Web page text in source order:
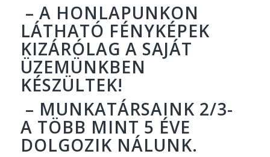
– A HONLAPUNKON
LÁTHATÓ FÉNYKÉPEK
KIZÁRÓLAG A SAJÁT
ÜZEMÜNKBEN
KÉSZÜLTEK!
– MUNKATÁRSAINK 2/3-
A TÖBB MINT 5 ÉVE
DOLGOZIK NÁLUNK.